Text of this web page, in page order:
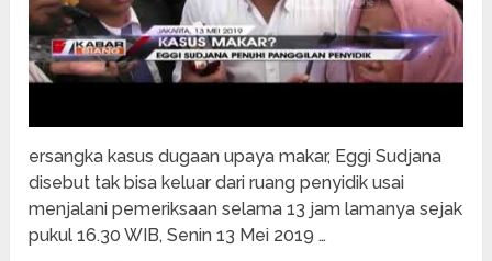
ersangka kasus dugaan upaya makar, Eggi Sudjana
disebut tak bisa keluar dari ruang penyidik usai
menjalani pemeriksaan selama 13 jam lamanya sejak
pukul 16.30 WIB, Senin 13 Mei 2019 …